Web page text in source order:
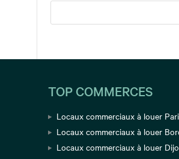
TOP COMMERCES
Locaux commerciaux à louer
Locaux commerciaux à louer
Locaux commerciaux à louer